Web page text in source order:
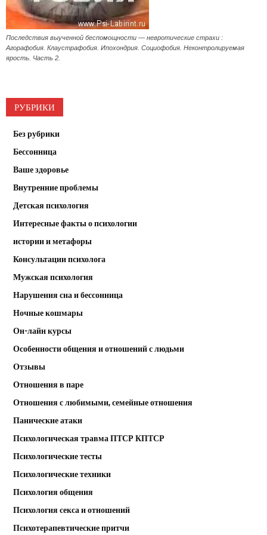
Последствия выученной беспомощности — невротические страхи :
Агорафобия. Клаустрафобия. Ипохондрия. Социофобия. Неконтролируемая
ярость. Часть 2.
РУБРИКИ
Без рубрики
Бессонница
Ваше здоровье
Внутренние проблемы
Детская психология
Интересные факты о психологии
истории и метафоры
Консультации психолога
Мужская психология
Нарушения сна и бессонница
Ночные кошмары
Он-лайн курсы
Особенности общения и отношений с людьми
Отзывы
Отношения в паре
Отношения с любимыми, семейные отношения
Панические атаки
Психологическая травма ПТСР КПТСР
Психологические тесты
Психологические техники
Психология общения
Психология секса и отношений
Психотерапевтические притчи